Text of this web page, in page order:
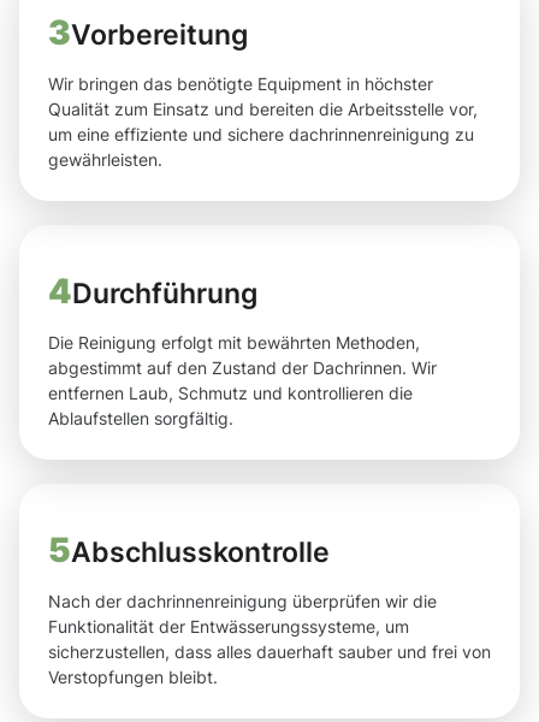
3Vorbereitung
Wir bringen das benötigte Equipment in höchster
Qualität zum Einsatz und bereiten die Arbeitsstelle vor,
um eine effiziente und sichere dachrinnenreinigung zu
gewährleisten.
4Durchführung
Die Reinigung erfolgt mit bewährten Methoden,
abgestimmt auf den Zustand der Dachrinnen. Wir
entfernen Laub, Schmutz und kontrollieren die
Ablaufstellen sorgfältig.
5Abschlusskontrolle
Nach der dachrinnenreinigung überprüfen wir die
Funktionalität der Entwässerungssysteme, um
sicherzustellen, dass alles dauerhaft sauber und frei von
Verstopfungen bleibt.